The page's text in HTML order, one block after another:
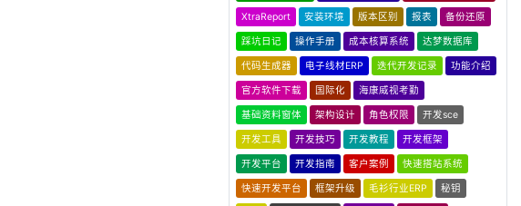
XtraReport 安装环境 版本区别 报表 备份还原
踩坑日记 操作手册 成本核算系统 达梦数据库
代码生成器 电子线材ERP 迭代开发记录 功能介绍
官方软件下载 国际化 海康威视考勤
基础资料窗体 架构设计 角色权限 开发sce
开发工具 开发技巧 开发教程 开发框架
开发平台 开发指南 客户案例 快速搭站系统
快速开发平台 框架升级 毛衫行业ERP 秘钥